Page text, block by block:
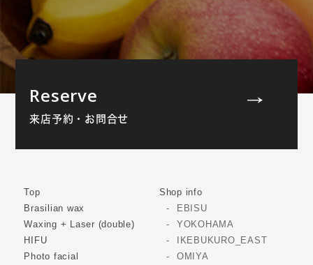
Reserve
来店予約・お問合せ
Top
Brasilian wax
Waxing + Laser (double)
HIFU
Photo facial
Shop info
EBISU
YOKOHAMA
IKEBUKURO_EAST
OMIYA